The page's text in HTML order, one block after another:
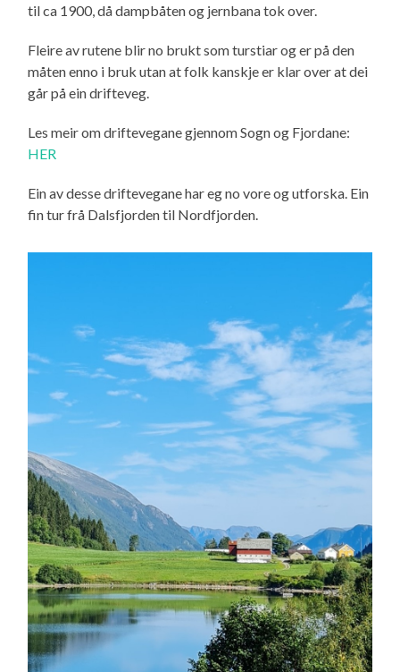
til ca 1900, då dampbåten og jernbana tok over.
Fleire av rutene blir no brukt som turstiar og er på den
måten enno i bruk utan at folk kanskje er klar over at dei
går på ein drifteveg.
Les meir om driftevegane gjennom Sogn og Fjordane:
HER
Ein av desse driftevegane har eg no vore og utforska. Ein
fin tur frå Dalsfjorden til Nordfjorden.